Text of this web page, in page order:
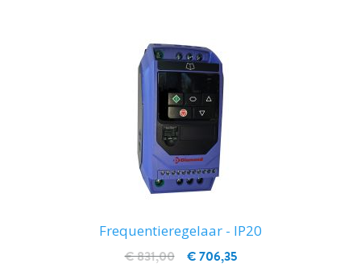
Frequentieregelaar - IP20
€ 706,35
€ 831,00